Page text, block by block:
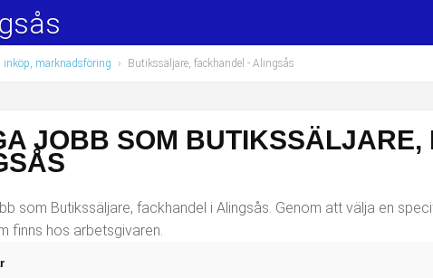
inköp, marknadsföring › Butikssäljare, fackhandel - Alingsås
JOBB SOM BUTIKSSÄLJARE,
som Butikssäljare, fackhandel i Alingsås. Genom att välja en
finns hos arbetsgivaren.